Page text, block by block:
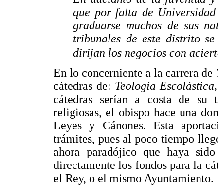
que por falta de
graduarse muchos de sus
tribunales de este distrito
dirijan los negocios con
En lo concerniente a la carrera de
cátedras de: Teología
cátedras serían a costa de su
religiosas, el obispo hace una
Leyes y Cánones. Esta
trámites, pues al poco tiempo
ahora paradójico que haya
directamente los fondos para la
el Rey, o el mismo Ayuntamiento.